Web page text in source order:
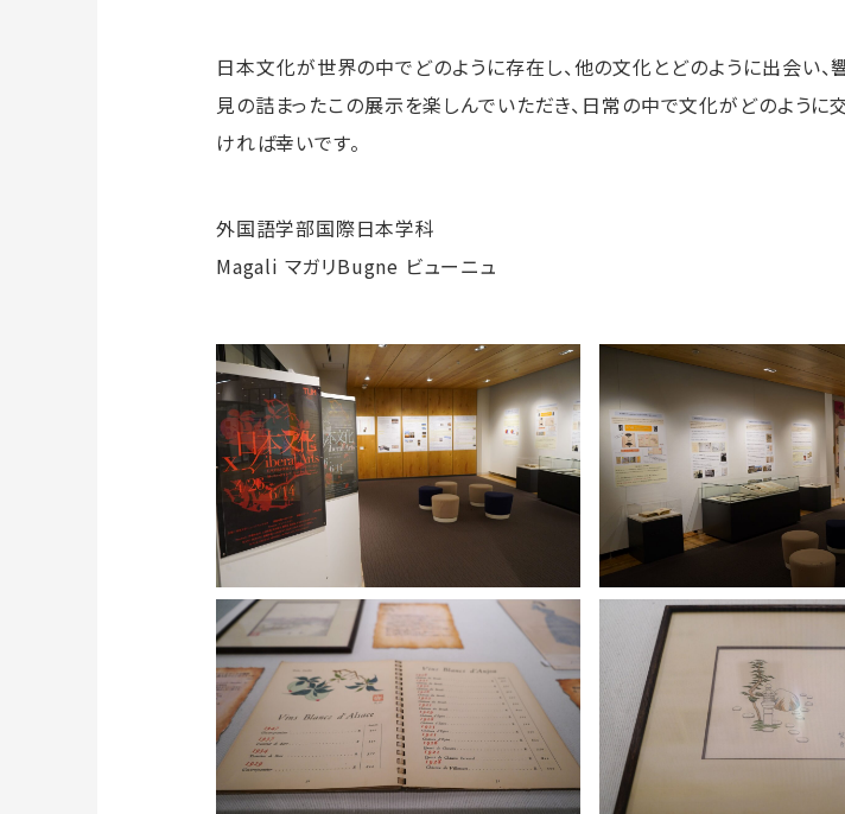
日本文化が世界の中でどのように存在し、他の文化とどのように出会い、
見の詰まったこの展示を楽しんでいただき、日常の中で文化がどのよう
ければ幸いです。
外国語学部国際日本学科
Magali マガリBugne ビューニュ